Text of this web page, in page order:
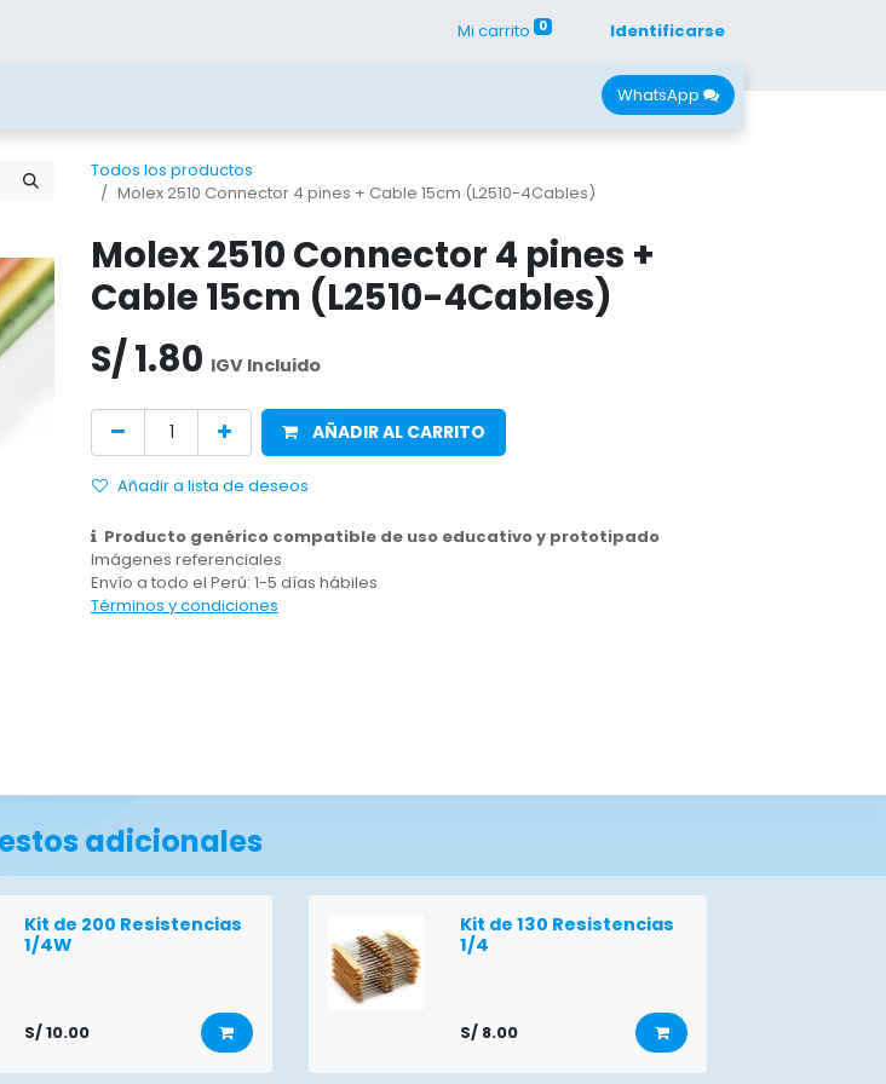
Mi carrito 0 Identificarse
WhatsApp
Todos los productos
Molex 2510 Connector 4 pines + Cable 15cm (L2510-4Cables)
Molex 2510 Connector 4 pines +
Cable 15cm (L2510-4Cables)
S/1.80 IGV Incluido
AÑADIR AL CARRITO
Añadir a lista de deseos
Producto genérico compatible de uso educativo y prototipado
Imágenes referenciales
Envío a todo el Perú: 1-5 días hábiles
Términos y condiciones
adicionales
Kit de 200 Resistencias
1/4W
S/10.00
Kit de 130 Resistencias
1/4
S/ 8.00